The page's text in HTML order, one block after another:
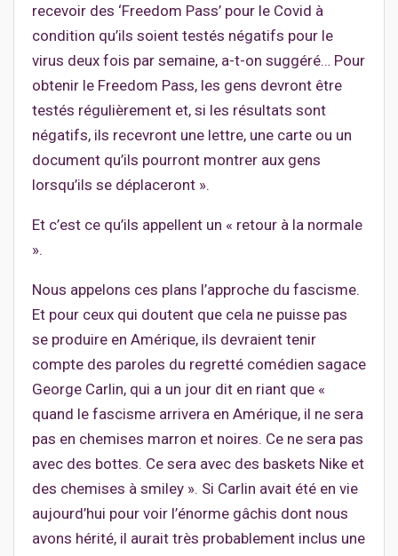
recevoir des ‘Freedom Pass’ pour le Covid à
condition qu’ils soient testés négatifs pour le
virus deux fois par semaine, a-t-on suggéré… Pour
obtenir le Freedom Pass, les gens devront être
testés régulièrement et, si les résultats sont
négatifs, ils recevront une lettre, une carte ou un
document qu’ils pourront montrer aux gens
lorsqu’ils se déplaceront ».
Et c’est ce qu’ils appellent un « retour à la normale
».
Nous appelons ces plans l’approche du fascisme.
Et pour ceux qui doutent que cela ne puisse pas
se produire en Amérique, ils devraient tenir
compte des paroles du regretté comédien sagace
George Carlin, qui a un jour dit en riant que «
quand le fascisme arrivera en Amérique, il ne sera
pas en chemises marron et noires. Ce ne sera pas
avec des bottes. Ce sera avec des baskets Nike et
des chemises à smiley ». Si Carlin avait été en vie
aujourd’hui pour voir l’énorme gâchis dont nous
avons hérité, il aurait très probablement inclus une